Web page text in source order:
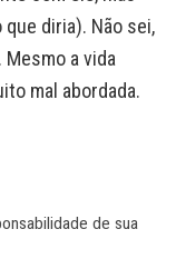
diria). Não sei,
a vida
mal abordada.
de sua